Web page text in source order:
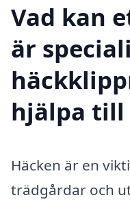
Vad kan
är
hjälpa till
Häcken är en
trädgårdar och